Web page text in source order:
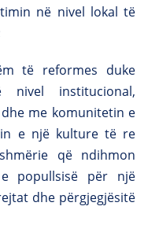
në nivel lokal të
të reformes duke
nivel institucional,
me komunitetin e
e një kulture të re
që ndihmon
popullsisë për një
dhe përgjegjësitë